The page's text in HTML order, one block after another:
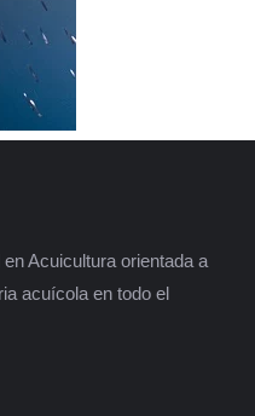
Acuicultura orientada a
acuícola en todo el